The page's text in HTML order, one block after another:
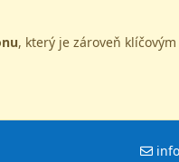
, který je zároveň